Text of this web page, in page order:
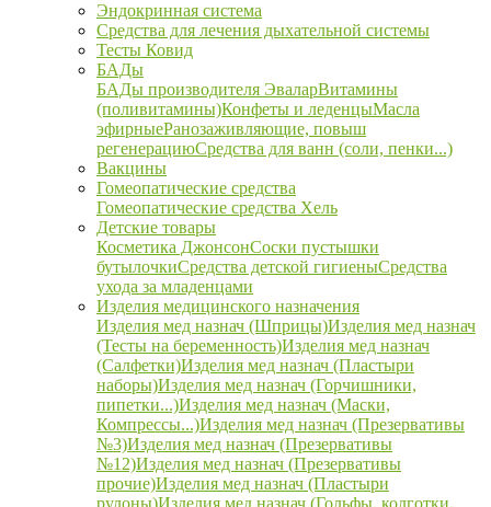
Эндокринная система
Средства для лечения дыхательной системы
Тесты Ковид
БАДы
БАДы производителя ЭваларВитамины
(поливитамины)Конфеты и леденцыМасла
эфирныеРанозаживляющие, повыш
регенерациюСредства для ванн (соли, пенки...)
Вакцины
Гомеопатические средства
Гомеопатические средства Хель
Детские товары
Косметика ДжонсонСоски пустышки
бутылочкиСредства детской гигиеныСредства
ухода за младенцами
Изделия медицинского назначения
Изделия мед назнач (Шприцы)Изделия мед назнач
(Тесты на беременность)Изделия мед назнач
(Салфетки)Изделия мед назнач (Пластыри
наборы)Изделия мед назнач (Горчишники,
пипетки...)Изделия мед назнач (Маски,
Компрессы...)Изделия мед назнач (Презервативы
№3)Изделия мед назнач (Презервативы
№12)Изделия мед назнач (Презервативы
прочие)Изделия мед назнач (Пластыри